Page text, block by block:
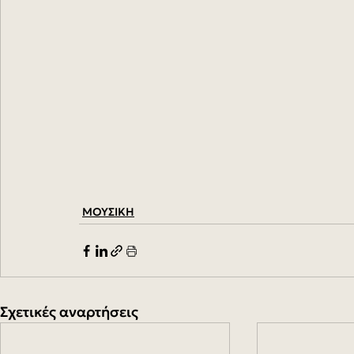
ΜΟΥΣΙΚΗ
Σχετικές αναρτήσεις